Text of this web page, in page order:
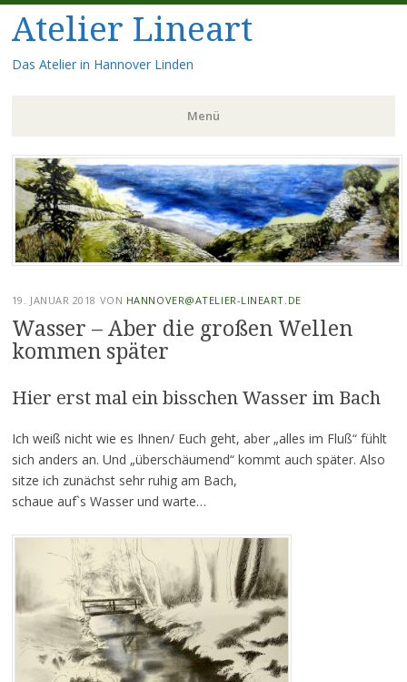
Atelier Lineart
Das Atelier in Hannover Linden
Menü
Zum
Inhalt
springen
19. JANUAR 2018 VON HANNOVER@ATELIER-LINEART.DE
Wasser – Aber die großen Wellen
kommen später
Hier erst mal ein bisschen Wasser im Bach
Ich weiß nicht wie es Ihnen/ Euch geht, aber „alles im Fluß“ fühlt
sich anders an. Und „überschäumend“ kommt auch später. Also
sitze ich zunächst sehr ruhig am Bach,
schaue auf`s Wasser und warte…